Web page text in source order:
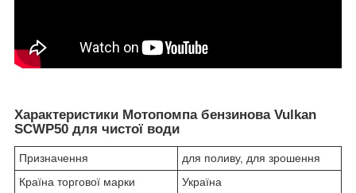
Характеристики Мотопомпа бензинова Vulkan
SCWP50 для чистої води
Призначення
для поливу, для зрошення
Країна торгової марки
Україна